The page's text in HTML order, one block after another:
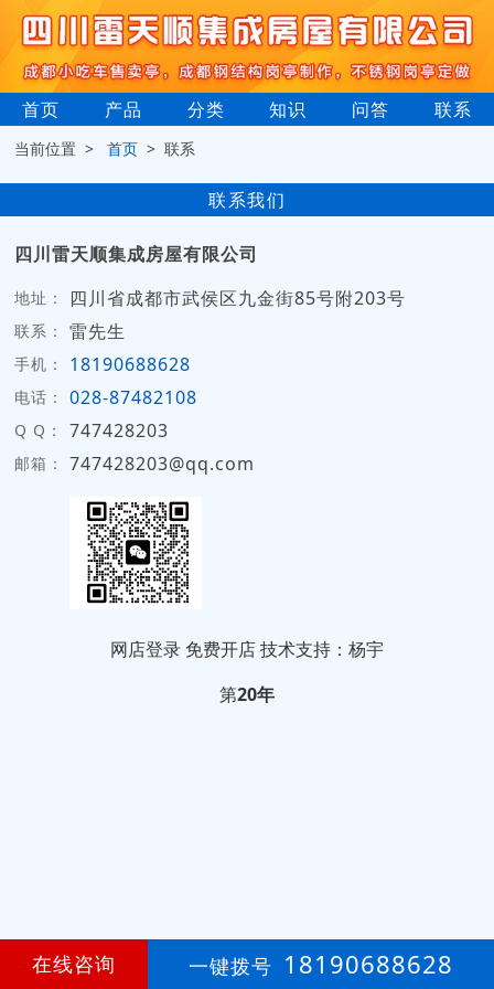
首页 产品 分类 知识 问答 联系
当前位置 >首页 > 联系
联系我们
四川雷天顺集成房屋有限公司
地址： 四川省成都市武侯区九金街85号附203号
联系： 雷先生
手机： 18190688628
电话： 028-87482108
Q Q： 747428203
邮箱： 747428203@qq.com
网店登录 免费开店技术支持：杨宇
第20年
在线咨询 一键拨号 18190688628